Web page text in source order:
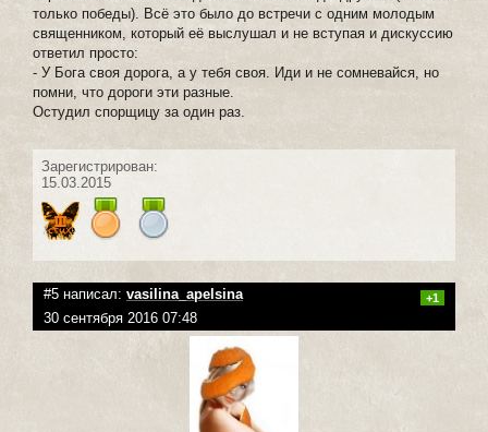
только победы). Всё это было до встречи с одним молодым
священником, который её выслушал и не вступая и дискуссию
ответил просто:
- У Бога своя дорога, а у тебя своя. Иди и не сомневайся, но
помни, что дороги эти разные.
Остудил спорщицу за один раз.
Зарегистрирован:
15.03.2015
#5 написал: vasilina_apelsina +1
30 сентября 2016 07:48